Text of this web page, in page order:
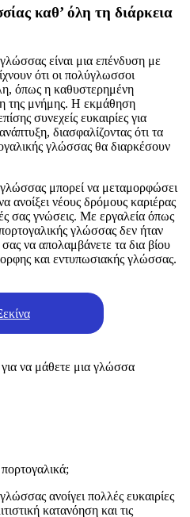
καθ’ όλη τη διάρκεια
είναι μια επένδυση με
ότι οι πολύγλωσσοι
όπως η καθυστερημένη
της μνήμης. Η εκμάθηση
συνεχείς ευκαιρίες για
διασφαλίζοντας ότι τα
γλώσσας θα διαρκέσουν
μπορεί να μεταμορφώσει
ανοίξει νέους δρόμους καριέρας
σας γνώσεις. Με εργαλεία όπως
γλώσσας δεν ήταν
να απολαμβάνετε τα δια βίου
και εντυπωσιακής γλώσσας.
να μάθετε μια γλώσσα
ανοίγει πολλές ευκαιρίες
κατανόηση και τις